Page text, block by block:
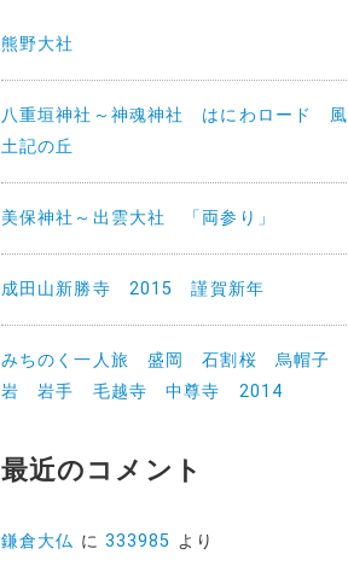
熊野大社
八重垣神社～神魂神社 はにわロード 風
土記の丘
美保神社～出雲大社 「両参り」
成田山新勝寺 2015 謹賀新年
みちのく一人旅 盛岡 石割桜 烏帽子
岩 岩手 毛越寺 中尊寺 2014
最近のコメント
鎌倉大仏 に 333985 より